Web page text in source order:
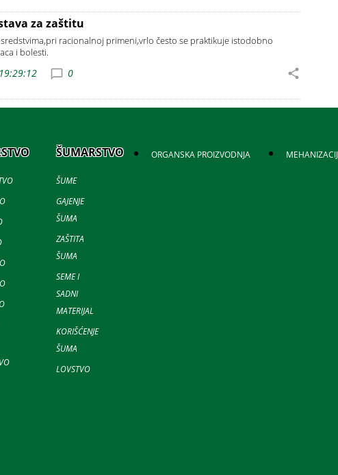
za zaštitu
racionalnoj primeni,vrlo često se praktikuje istodobno
i bolesti.
0
ŠUMARSTVO
ŠUME
GAJENJE
ŠUMA
ZAŠTITA
ŠUMA
SEME I
SADNI
MATERIJAL
KORIŠĆENJE
ŠUMA
LOVSTVO
ORGANSKA PROIZVODNJA